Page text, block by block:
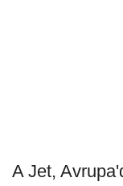
A Jet,